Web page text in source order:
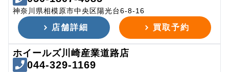
神奈川県相模原市中央区陽光台6-8-16
店舗詳細 買取予約
ホイールズ川崎産業道路店
044-329-1169